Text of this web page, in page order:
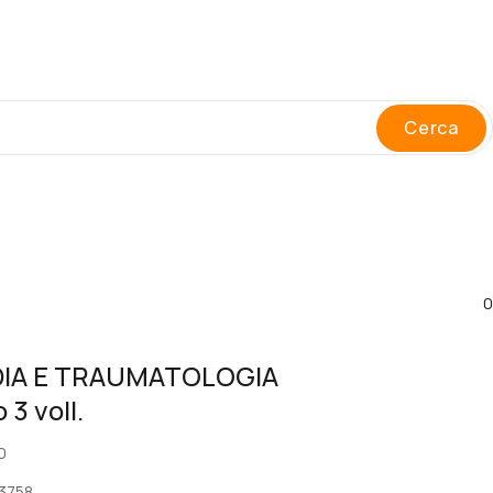
Cerca
0
E TRAUMATOLOGIA
3 voll.